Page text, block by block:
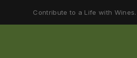
Contribute to a Life with Wines.